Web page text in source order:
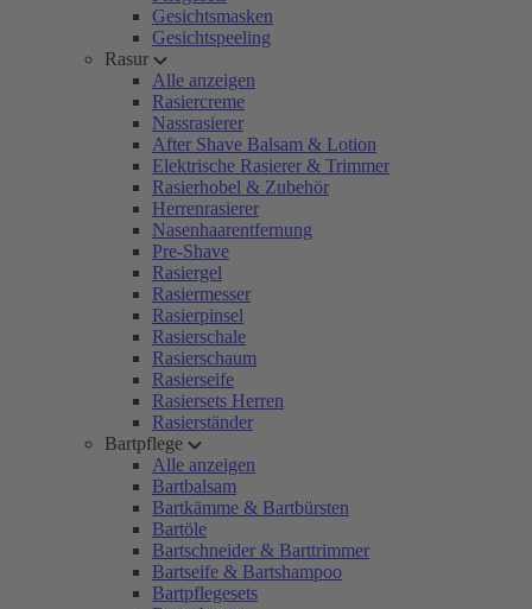
Gesichtsmasken
Gesichtspeeling
Rasur
Alle anzeigen
Rasiercreme
Nassrasierer
After Shave Balsam & Lotion
Elektrische Rasierer & Trimmer
Rasierhobel & Zubehör
Herrenrasierer
Nasenhaarentfernung
Pre-Shave
Rasiergel
Rasiermesser
Rasierpinsel
Rasierschale
Rasierschaum
Rasierseife
Rasiersets Herren
Rasierständer
Bartpflege
Alle anzeigen
Bartbalsam
Bartkämme & Bartbürsten
Bartöle
Bartschneider & Barttrimmer
Bartseife & Bartshampoo
Bartpflegesets